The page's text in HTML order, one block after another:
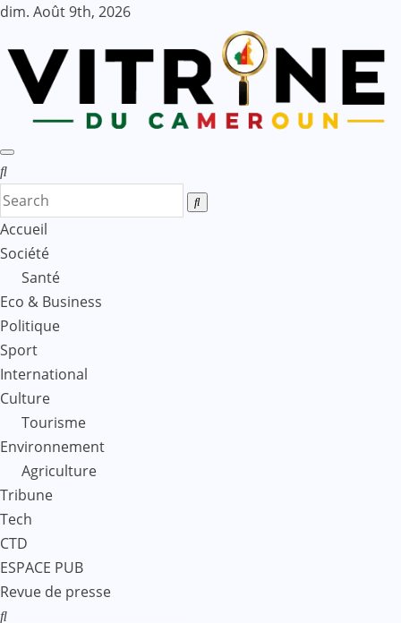
Skip
content
dim. Août 9th, 2026
Accueil
Société
Santé
Eco & Business
Politique
Sport
International
Culture
Tourisme
Environnement
Agriculture
Tribune
Tech
CTD
ESPACE PUB
Revue de presse